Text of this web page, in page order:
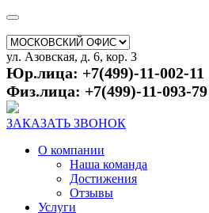
ул. Азовская, д. 6, кор. 3
Юр.лица: +7(499)-11-002-11
Физ.лица: +7(499)-11-093-79
ЗАКАЗАТЬ ЗВОНОК
О компании
Наша команда
Достижения
Отзывы
Услуги